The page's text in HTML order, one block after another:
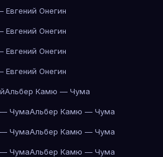
Онегин
Онегин
Онегин
Онегин
Альбер Камю — Чума
ЧумаАльбер Камю — Чума
ЧумаАльбер Камю — Чума
ЧумаАльбер Камю — Чума